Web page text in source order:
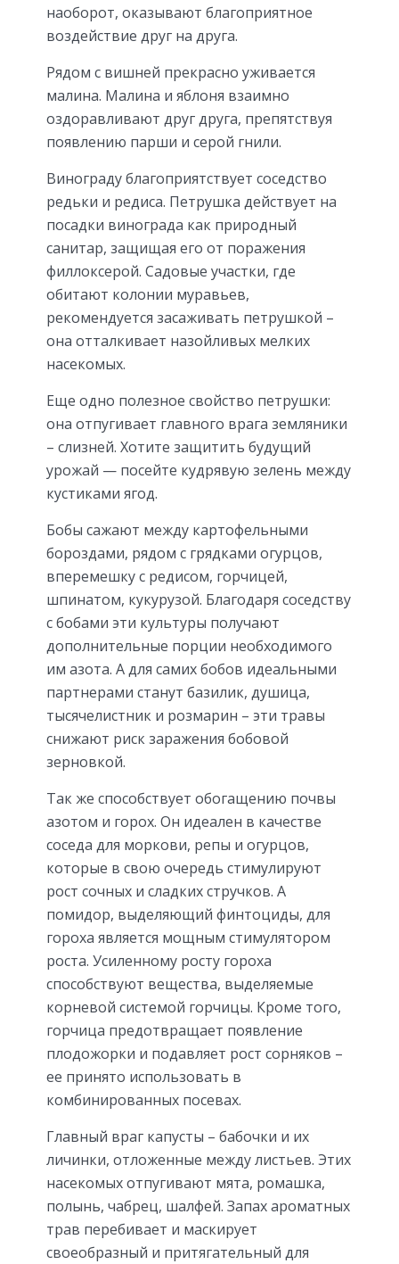
наоборот, оказывают благоприятное
воздействие друг на друга.
Рядом с вишней прекрасно уживается
малина. Малина и яблоня взаимно
оздоравливают друг друга, препятствуя
появлению парши и серой гнили.
Винограду благоприятствует соседство
редьки и редиса. Петрушка действует на
посадки винограда как природный
санитар, защищая его от поражения
филлоксерой. Садовые участки, где
обитают колонии муравьев,
рекомендуется засаживать петрушкой –
она отталкивает назойливых мелких
насекомых.
Еще одно полезное свойство петрушки:
она отпугивает главного врага земляники
– слизней. Хотите защитить будущий
урожай — посейте кудрявую зелень между
кустиками ягод.
Бобы сажают между картофельными
бороздами, рядом с грядками огурцов,
вперемешку с редисом, горчицей,
шпинатом, кукурузой. Благодаря соседству
с бобами эти культуры получают
дополнительные порции необходимого
им азота. А для самих бобов идеальными
партнерами станут базилик, душица,
тысячелистник и розмарин – эти травы
снижают риск заражения бобовой
зерновкой.
Так же способствует обогащению почвы
азотом и горох. Он идеален в качестве
соседа для моркови, репы и огурцов,
которые в свою очередь стимулируют
рост сочных и сладких стручков. А
помидор, выделяющий финтоциды, для
гороха является мощным стимулятором
роста. Усиленному росту гороха
способствуют вещества, выделяемые
корневой системой горчицы. Кроме того,
горчица предотвращает появление
плодожорки и подавляет рост сорняков –
ее принято использовать в
комбинированных посевах.
Главный враг капусты – бабочки и их
личинки, отложенные между листьев. Этих
насекомых отпугивают мята, ромашка,
полынь, чабрец, шалфей. Запах ароматных
трав перебивает и маскирует
своеобразный и притягательный для